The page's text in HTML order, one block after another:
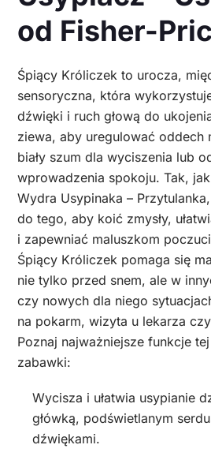
od Fisher-
Śpiący Króliczek to urocza,
sensoryczna, która
dźwięki i ruch głową do
ziewa, aby uregulować oddech
biały szum dla wyciszenia lub
wprowadzenia spokoju. Tak,
Wydra Usypinaka –
do tego, aby koić zmysły,
i zapewniać maluszkom
Śpiący Króliczek pomaga się
nie tylko przed snem, ale w
czy nowych dla niego
na pokarm, wizyta u lekarza
Poznaj najważniejsze funkcje
zabawki:
Wycisza i ułatwia usypianie
główką, podświetlanym
dźwiękami.